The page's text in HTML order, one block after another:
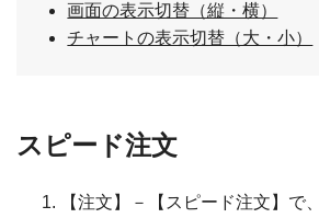
画面の表示切替（縦・横）
チャートの表示切替（大・小）
スピード注文
【注文】－【スピード注文】で